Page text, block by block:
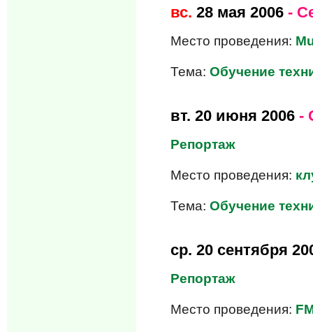
вс. 28 мая 2006 -
Место проведения:
Тема:Обучение
вт. 20 июня 2006 -
Репортаж
Место проведения:
Тема:Обучение
ср. 20 сентября
Репортаж
Место проведения: